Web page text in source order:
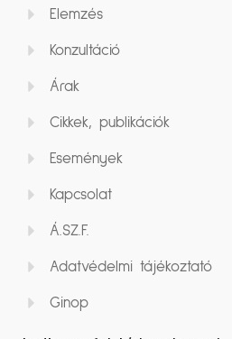
Elemzés
Konzultáció
Árak
Cikkek, publikációk
Események
Kapcsolat
Á.SZ.F.
Adatvédelmi tájékoztató
Ginop